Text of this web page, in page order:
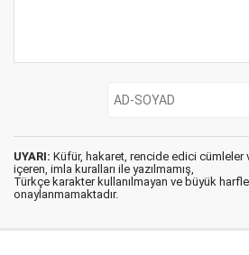
UYARI: Küfür, hakaret, rencide edici cümleler
içeren, imla kuralları ile yazılmamış,
Türkçe karakter kullanılmayan ve büyük
onaylanmamaktadır.